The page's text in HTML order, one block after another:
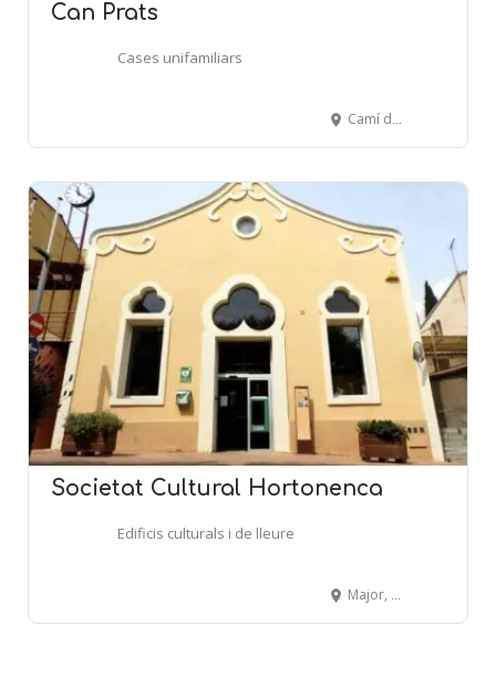
Can Prats
Cases unifamiliars
Camí de Can Prats (Carretera BV-2249, km 7,5) - SANT LLORENÇ D'HORTONS
Societat Cultural Hortonenca
Edificis culturals i de lleure
Major, 36 - SANT LLORENÇ D'HORTONS